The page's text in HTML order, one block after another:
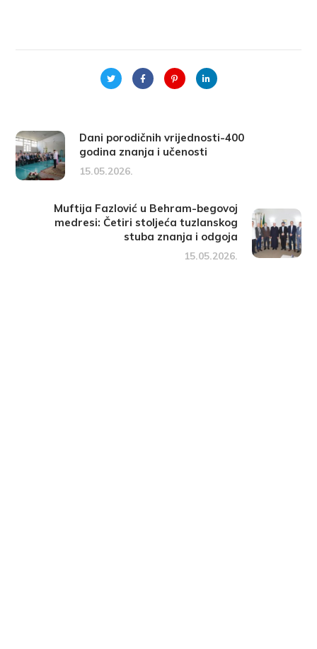
Dani porodičnih vrijednosti-400
godina znanja i učenosti
15.05.2026.
Muftija Fazlović u Behram-begovoj
medresi: Četiri stoljeća tuzlanskog
stuba znanja i odgoja
15.05.2026.